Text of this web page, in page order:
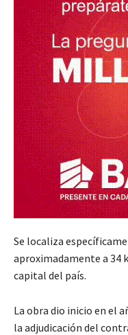
Se localiza
aproximadamente a 34
capital del país.
La obra dio inicio en el
la adjudicación del